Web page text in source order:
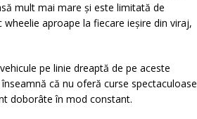
mult mai mare și este limitată de
aproape la fiecare ieșire din viraj,
pe linie dreaptă de pe aceste
că nu oferă curse spectaculoase
doborâte în mod constant.